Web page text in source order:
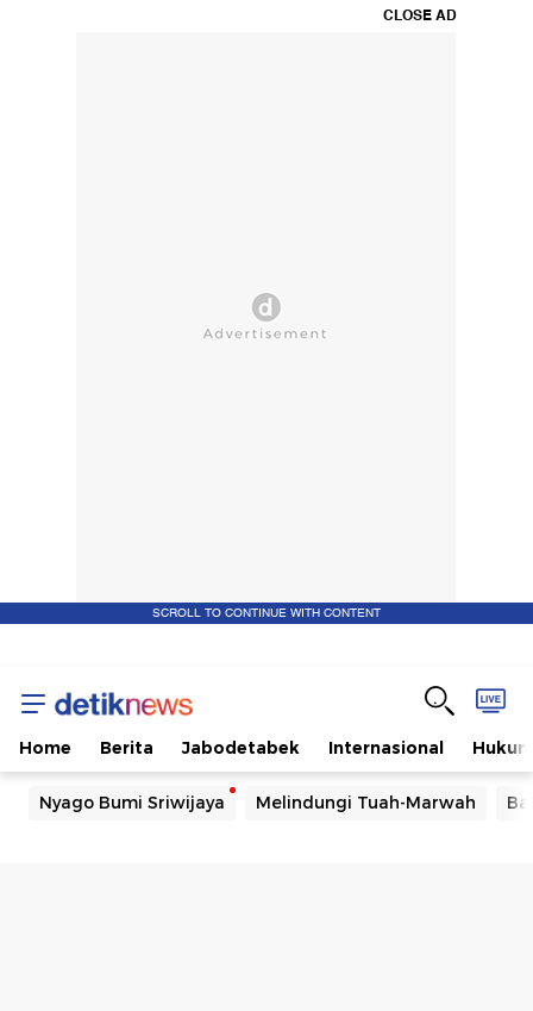
CLOSE AD
SCROLL TO CONTINUE WITH CONTENT
Home Berita Jabodetabek Internasional Hukum
Nyago Bumi Sriwijaya Melindungi Tuah-Marwah